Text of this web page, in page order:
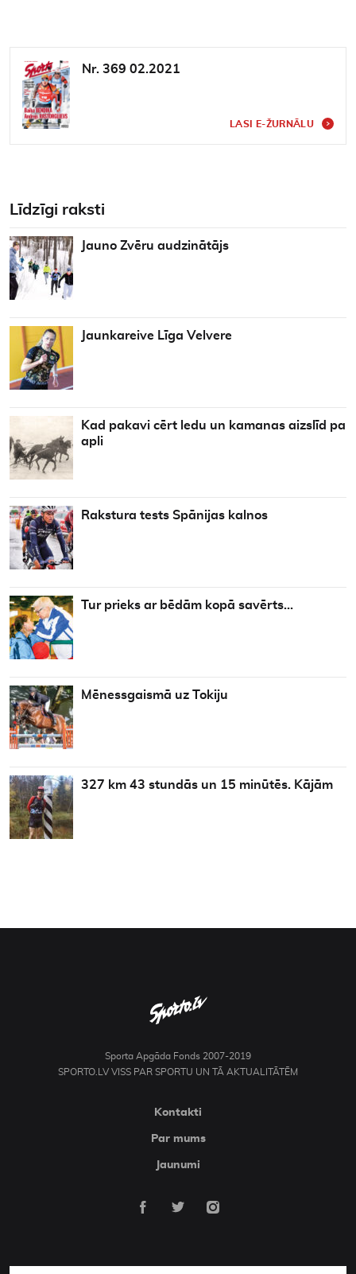
Nr. 369 02.2021
LASI E-ŽURNĀLU
Līdzīgi raksti
Jauno Zvēru audzinātājs
Jaunkareive Līga Velvere
Kad pakavi cērt ledu un kamanas aizslīd pa
apli
Rakstura tests Spānijas kalnos
Tur prieks ar bēdām kopā savērts…
Mēnessgaismā uz Tokiju
327 km 43 stundās un 15 minūtēs. Kājām
Sporta Apgāda Fonds 2007-2019
SPORTO.LV VISS PAR SPORTU UN TĀ AKTUALITĀTĒM
Kontakti
Par mums
Jaunumi